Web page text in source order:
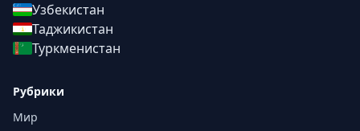
Узбекистан
Таджикистан
Туркменистан
Рубрики
Мир